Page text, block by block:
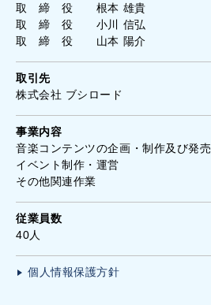
取 締 役 根本 雄貴
取 締 役 小川 信弘
取 締 役 山本 陽介
取引先
株式会社 ブシロード
事業内容
音楽コンテンツの企画・制作及び発売
イベント制作・運営
その他関連作業
従業員数
40人
個人情報保護方針